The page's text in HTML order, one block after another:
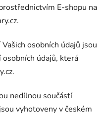
E-shopu na
osobních údajů jsou
osobních údajů, která
nedílnou součástí
vyhotoveny v českém